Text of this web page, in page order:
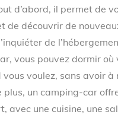
d’abord, il permet de
de découvrir de
de
vous pouvez dormir où
vous voulez, sans avoir à
plus, un camping-car
avec une cuisine, une